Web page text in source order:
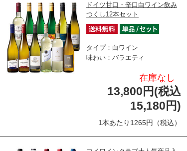
ドイツ甘口・辛口白ワイン飲み
つくし12本セット
タイプ：白ワイン
味わい：バラエティ
在庫なし
13,800円(税込
15,180円)
1本あたり1265円（税込）